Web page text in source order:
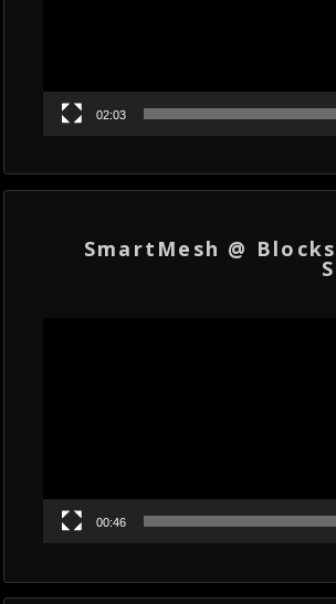
02:03
SmartMesh @
00:46